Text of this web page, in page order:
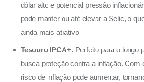
dólar alto e potencial pressão
pode manter ou até elevar a Selic, o
ainda mais atrativo.
Tesouro IPCA+: Perfeito para o longo
busca proteção contra a inflação. Com
risco de inflação pode aumentar,